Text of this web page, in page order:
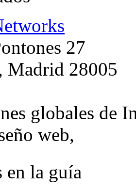
27
Madrid 28005
globales de
web,
en la guía